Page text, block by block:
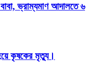
ভ্রাম্যমাণ আদালতে ৬
কৃষকের মৃত্যু।